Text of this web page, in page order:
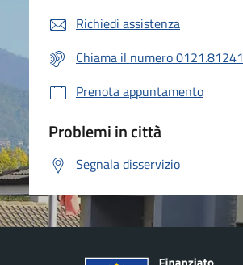
Richiedi assistenza
Chiama il numero 0121.81241
Prenota appuntamento
Problemi in città
Segnala disservizio